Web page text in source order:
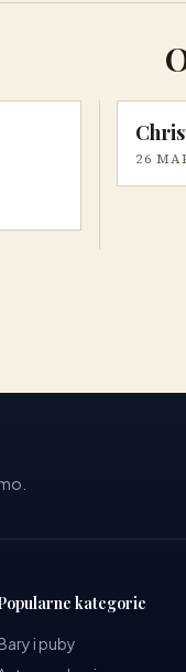
26
kategorie
i puby